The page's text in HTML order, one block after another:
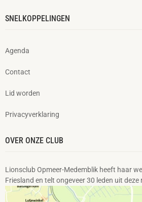
SNELKOPPELINGEN
Agenda
Contact
Lid worden
Privacyverklaring
OVER ONZE CLUB
Lionsclub Opmeer-Medemblik heeft haar
Friesland en telt ongeveer 30 leden uit deze